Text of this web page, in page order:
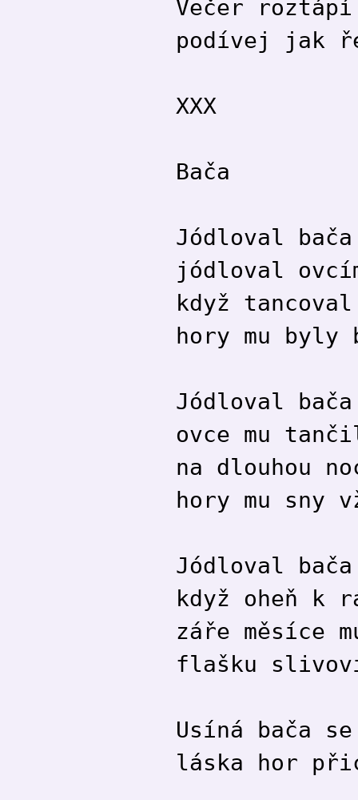
Večer roztápí
podívej jak
XXX
Bača
Jódloval
jódloval
když tancoval
hory mu byly
Jódloval bača
ovce mu
na dlouhou
hory mu sny
Jódloval
když oheň k
záře měsíce
flašku
Usíná bača
láska hor